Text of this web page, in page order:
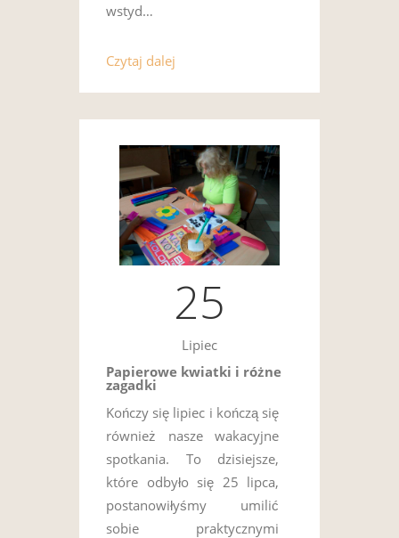
wstyd…
Czytaj dalej
25
Lipiec
Papierowe kwiatki i różne
zagadki
Kończy się lipiec i kończą się
również nasze wakacyjne
spotkania. To dzisiejsze,
które odbyło się 25 lipca,
postanowiłyśmy umilić
sobie praktycznymi